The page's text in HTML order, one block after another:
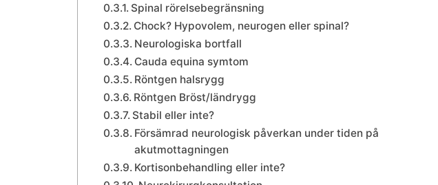
Spinal rörelsebegränsning
Chock? Hypovolem, neurogen eller spinal?
Neurologiska bortfall
Cauda equina symtom
Röntgen halsrygg
Röntgen Bröst/ländrygg
Stabil eller inte?
Försämrad neurologisk påverkan under tiden på
akutmottagningen
Kortisonbehandling eller inte?